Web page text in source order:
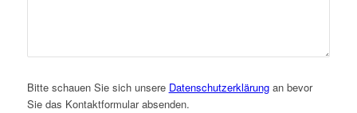
Bitte schauen Sie sich unsere Datenschutzerklärungan bevor
Sie das Kontaktformular absenden.